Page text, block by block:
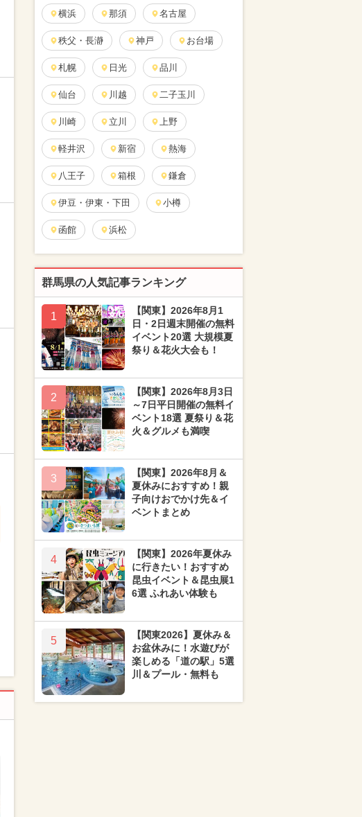
横浜 那須 名古屋
秩父・長瀞 神戸 お台場
札幌 日光 品川
仙台 川越 二子玉川
川崎 立川 上野
軽井沢 新宿 熱海
八王子 箱根 鎌倉
伊豆・伊東・下田 小樽
函館 浜松
群馬県の人気記事ランキング
1
【関東】2026年8月1
日・2日週末開催の無料
イベント20選 大規模夏
祭り＆花火大会も！
2
【関東】2026年8月3日
～7日平日開催の無料イ
ベント18選 夏祭り＆花
火＆グルメも満喫
3
【関東】2026年8月＆
夏休みにおすすめ！親
子向けおでかけ先＆イ
ベントまとめ
4
【関東】2026年夏休み
に行きたい！おすすめ
昆虫イベント＆昆虫展1
6選 ふれあい体験も
5
【関東2026】夏休み＆
お盆休みに！水遊びが
楽しめる「道の駅」5選
川＆プール・無料も